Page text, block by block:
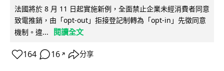
法國將於 8 月 11 日起實施新例，全面禁止企業未經消費者同意
致電推銷，由「opt-out」拒接登記制轉為「opt-in」先徵同意
機制。違...
閱讀全文
164 16 ↗ 分享